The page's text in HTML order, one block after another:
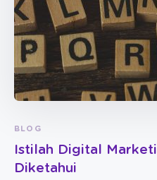
BLOG
Istilah Digital
Diketahui